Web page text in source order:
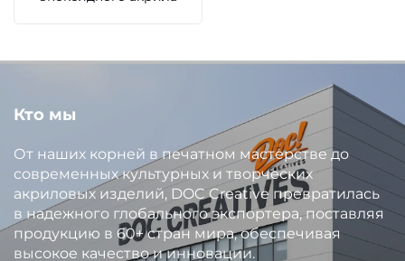
Кто мы
От наших корней в печатном мастерстве до
современных культурных и творческих
акриловых изделий, DOC Creative превратилась
в надежного глобального экспортера, поставляя
продукцию в 60+ стран мира, обеспечивая
высокое качество и инновации.